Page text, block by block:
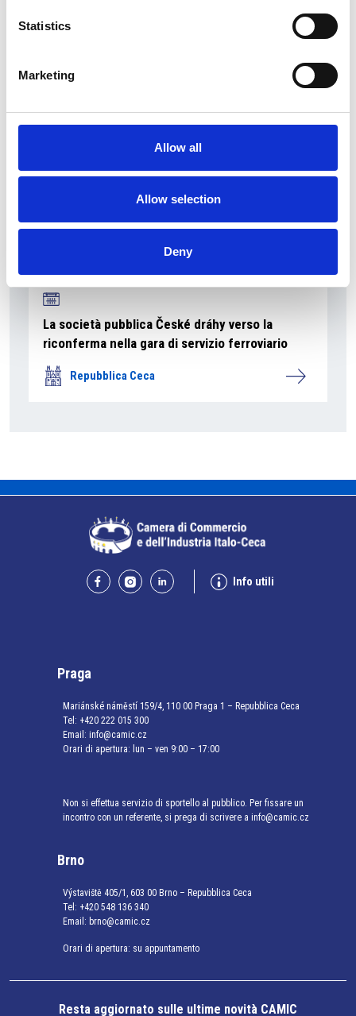
Statistics
Marketing
Allow all
Allow selection
Deny
Repubblica Ceca
La società pubblica České dráhy verso la
riconferma nella gara di servizio ferroviario
Repubblica Ceca
Info utili
Praga
Mariánské náměstí 159/4, 110 00 Praga 1 – Repubblica Ceca
Tel: +420 222 015 300
Email: info@camic.cz
Orari di apertura: lun – ven 9:00 – 17:00
Non si effettua servizio di sportello al pubblico. Per fissare un
incontro con un referente, si prega di scrivere a info@camic.cz
Brno
Výstaviště 405/1, 603 00 Brno – Repubblica Ceca
Tel: +420 548 136 340
Email: brno@camic.cz
Orari di apertura: su appuntamento
Resta aggiornato sulle ultime novità CAMIC